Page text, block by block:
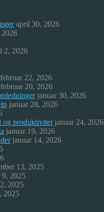
april 30, 2026
2, 2026
februar 22, 2026
februar 20, 2026
januar 30, 2026
januar 28, 2026
og produktivitet januar 24, 2026
januar 19, 2026
januar 14, 2026
13, 2025
9, 2025
2025
2025